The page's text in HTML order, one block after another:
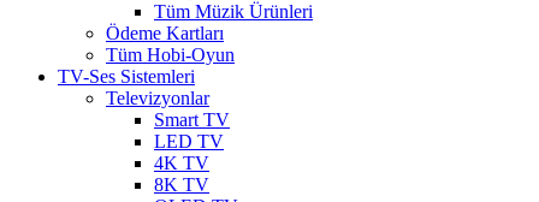
Tüm Müzik Ürünleri
Ödeme Kartları
Tüm Hobi-Oyun
TV-Ses Sistemleri
Televizyonlar
Smart TV
LED TV
4K TV
8K TV